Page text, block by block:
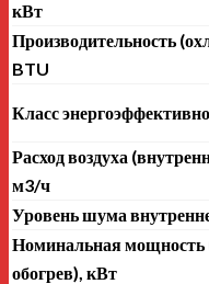
кВт
Производительность
BTU
Класс
Расход воздуха
м3/ч
Уровень шума
Номинальная мощность
обогрев), кВт